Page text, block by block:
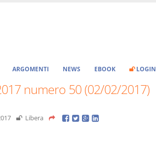
ARGOMENTI NEWS EBOOK LOGIN
numero 50 (02/02/2017)
Libera